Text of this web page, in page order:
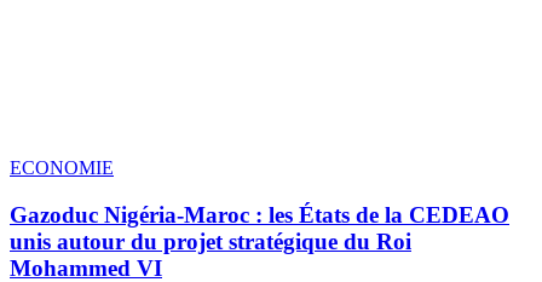
ECONOMIE
Gazoduc Nigéria-Maroc : les États de la CEDEAO
unis autour du projet stratégique du Roi
Mohammed VI